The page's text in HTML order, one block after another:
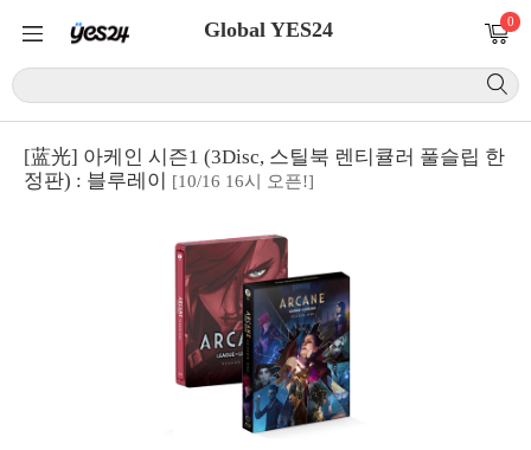
Global YES24 0
[蓝光] 아케인 시즌1 (3Disc, 스틸북 렌티큘러 풀슬립 한
정판) : 블루레이 [10/16 16시 오픈!]